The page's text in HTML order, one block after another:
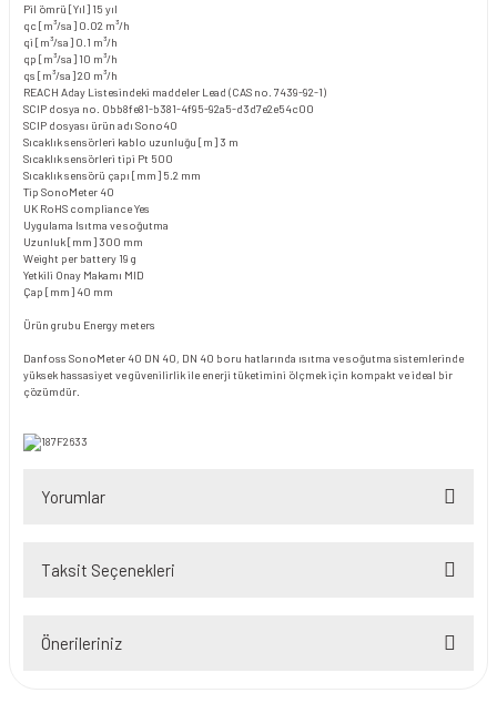
Pil ömrü [Yıl] 15 yıl
qc [m³/sa] 0.02 m³/h
qi [m³/sa] 0.1 m³/h
qp [m³/sa] 10 m³/h
qs [m³/sa]20 m³/h
REACH Aday Listesindeki maddeler Lead (CAS no. 7439-92-1)
SCIP dosya no. 0bb8fe81-b381-4f95-92a5-d3d7e2e54c00
SCIP dosyası ürün adı Sono40
Sıcaklık sensörleri kablo uzunluğu [m] 3 m
Sıcaklık sensörleri tipi Pt 500
Sıcaklık sensörü çapı [mm] 5.2 mm
Tip SonoMeter 40
UK RoHS complianceYes
Uygulama Isıtma ve soğutma
Uzunluk [mm] 300 mm
Weight per battery 19 g
Yetkili Onay Makamı MID
Çap [mm] 40 mm
Ürün grubu Energy meters
Danfoss SonoMeter 40 DN 40, DN 40 boru hatlarında ısıtma ve soğutma sistemlerinde
yüksek hassasiyet ve güvenilirlik ile enerji tüketimini ölçmek için kompakt ve ideal bir
çözümdür.
Yorumlar
Taksit Seçenekleri
Önerileriniz